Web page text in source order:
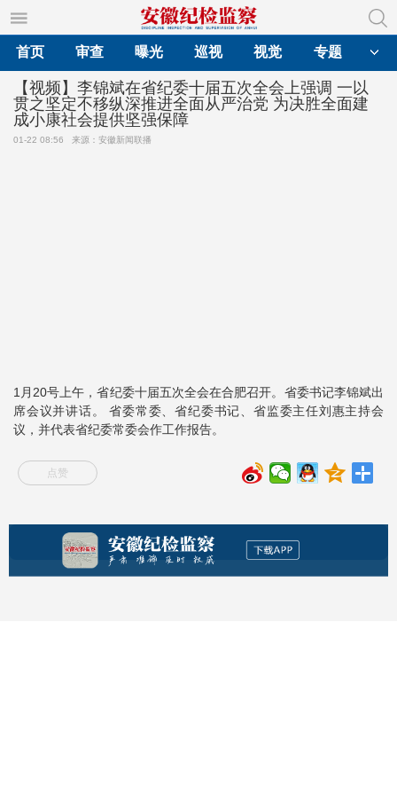
首页
审查 曝光 巡视 视觉 专题
【视频】李锦斌在省纪委十届五次全会上强调 一以
贯之坚定不移纵深推进全面从严治党 为决胜全面建
成小康社会提供坚强保障
01-22 08:56 来源：安徽新闻联播
1月20号上午，省纪委十届五次全会在合肥召开。省委书记李锦斌出
席会议并讲话。 省委常委、省纪委书记、省监委主任刘惠主持会
议，并代表省纪委常委会作工作报告。
点赞